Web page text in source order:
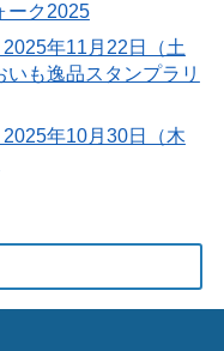
ーク2025
年11月22日（土
も逸品スタンプラリ
年10月30日（木